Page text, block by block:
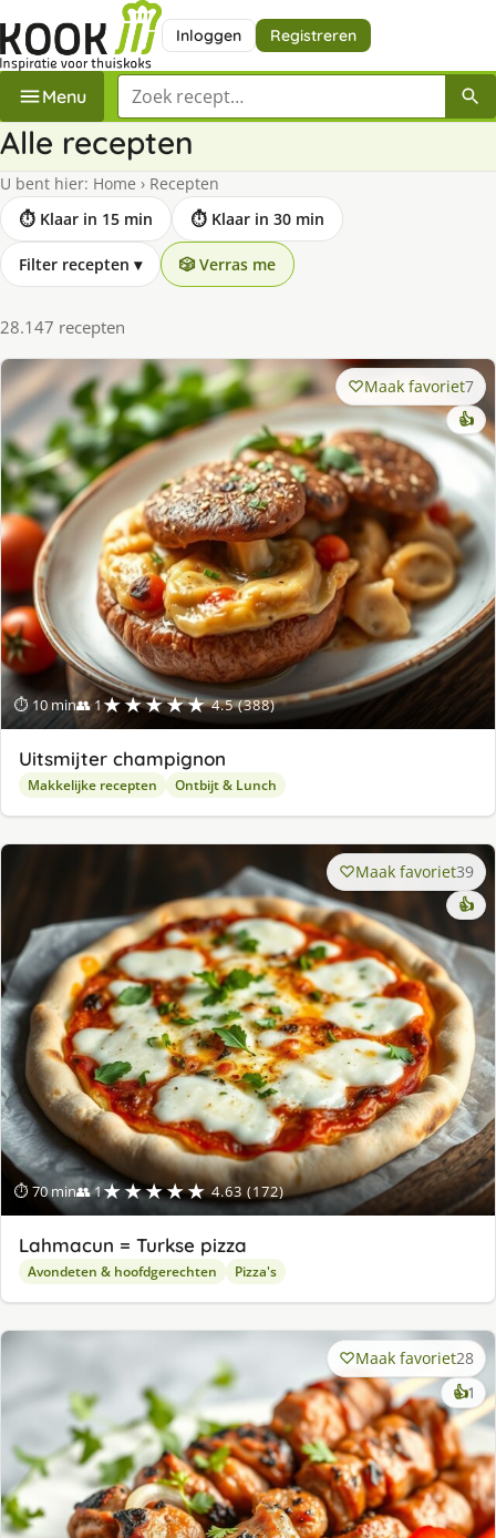
Inloggen Registreren
Menu Zoek een recept
Alle recepten
U bent hier: Home › Recepten
⏱ Klaar in 15 min
⏱ Klaar in 30 min
Filter recepten ▾ 🎲 Verras me
28.147 recepten
⏱ 10 min👥 1★★★★★ 4.5 (388)
Maak favoriet7
👍
Uitsmijter champignon
Makkelijke recepten Ontbijt & Lunch
⏱ 70 min👥 1★★★★★ 4.63 (172)
Maak favoriet39
👍
Lahmacun = Turkse pizza
Avondeten & hoofdgerechten Pizza's
Maak favoriet28
👍1